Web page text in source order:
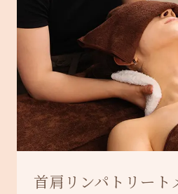
首肩リンパトリート